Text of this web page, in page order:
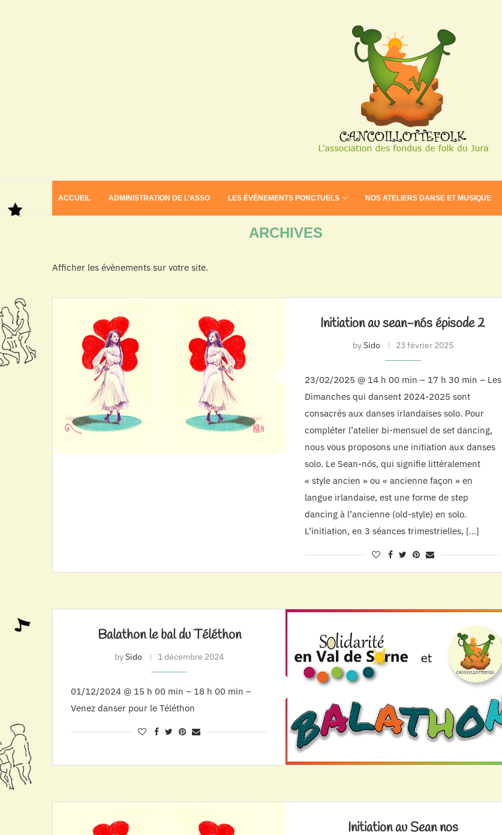
ACCUEIL ADMINISTRATION DE L’ASSO LES ÉVÉNEMENTS PONCTUELS NOS ATELIERS DANSE ET MUSIQUE
ARCHIVES
Afficher les évènements sur votre site.
Initiation au sean-nós épisode 2
bySido 23 février 2025
23/02/2025 @ 14 h 00 min – 17 h 30 min – Les
Dimanches qui dansent 2024-2025 sont
consacrés aux danses irlandaises solo. Pour
compléter l’atelier bi-mensuel de set dancing,
nous vous proposons une initiation aux danses
solo. Le Sean-nós, qui signifie littéralement
« style ancien » ou « ancienne façon » en
langue irlandaise, est une forme de step
dancing à l’ancienne (old-style) en solo.
L’initiation, en 3 séances trimestrielles, […]
Balathon le bal du Téléthon
bySido 1 décembre 2024
01/12/2024 @ 15 h 00 min – 18 h 00 min –
Venez danser pour le Téléthon
Initiation au Sean nos